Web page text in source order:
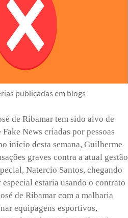
publicadas em blogs
de Ribamar tem sido alvo de
News criadas por pessoas
início desta semana, Guilherme
graves contra a atual gestão
Natercio Santos, chegando
especial estaria usando o contrato
de Ribamar com a malharia
equipagens esportivos,